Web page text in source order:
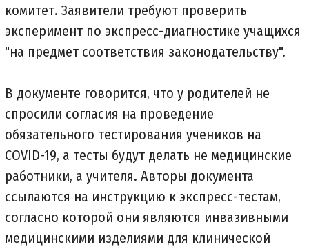
комитет. Заявители требуют проверить
эксперимент по экспресс-диагностике учащихся
"на предмет соответствия законодательству".
В документе говорится, что у родителей не
спросили согласия на проведение
обязательного тестирования учеников на
COVID-19, а тесты будут делать не медицинские
работники, а учителя. Авторы документа
ссылаются на инструкцию к экспресс-тестам,
согласно которой они являются инвазивными
медицинскими изделиями для клинической